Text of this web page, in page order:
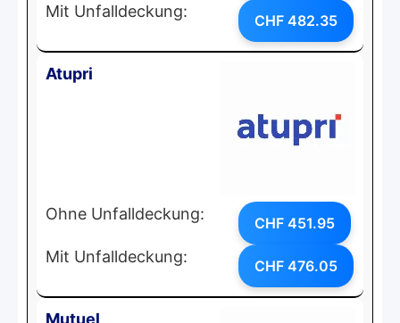
Mit Unfalldeckung: CHF 482.35
Atupri
Ohne Unfalldeckung: CHF 451.95
Mit Unfalldeckung: CHF 476.05
Mutuel